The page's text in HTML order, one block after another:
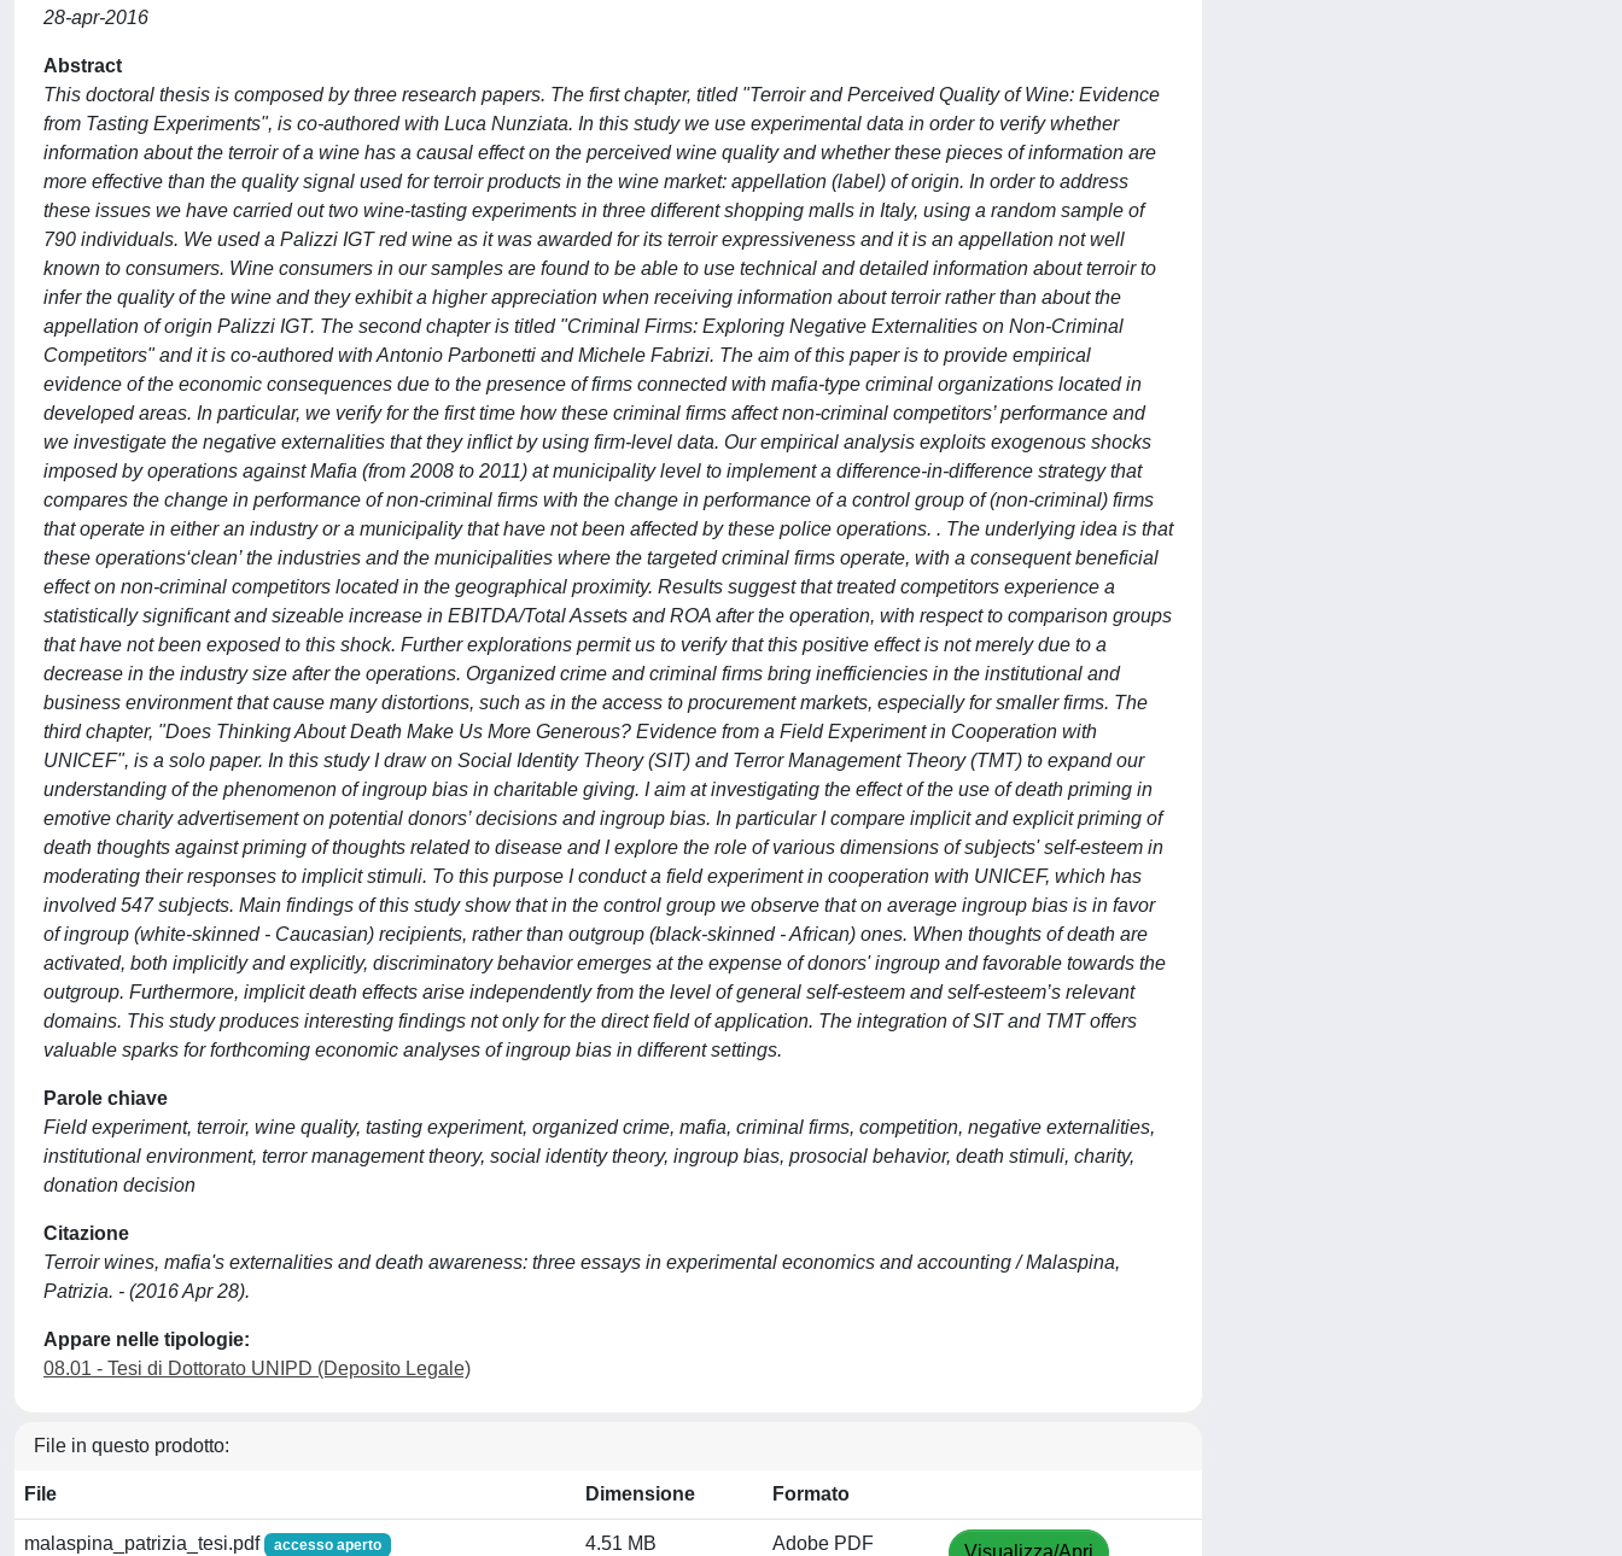
28-apr-2016
Abstract
This doctoral thesis is composed by three research papers. The first chapter, titled "Terroir and Perceived Quality of Wine: Evidence
from Tasting Experiments", is co-authored with Luca Nunziata. In this study we use experimental data in order to verify whether
information about the terroir of a wine has a causal effect on the perceived wine quality and whether these pieces of information are
more effective than the quality signal used for terroir products in the wine market: appellation (label) of origin. In order to address
these issues we have carried out two wine-tasting experiments in three different shopping malls in Italy, using a random sample of
790 individuals. We used a Palizzi IGT red wine as it was awarded for its terroir expressiveness and it is an appellation not well
known to consumers. Wine consumers in our samples are found to be able to use technical and detailed information about terroir to
infer the quality of the wine and they exhibit a higher appreciation when receiving information about terroir rather than about the
appellation of origin Palizzi IGT. The second chapter is titled "Criminal Firms: Exploring Negative Externalities on Non-Criminal
Competitors" and it is co-authored with Antonio Parbonetti and Michele Fabrizi. The aim of this paper is to provide empirical
evidence of the economic consequences due to the presence of firms connected with mafia-type criminal organizations located in
developed areas. In particular, we verify for the first time how these criminal firms affect non-criminal competitors’ performance and
we investigate the negative externalities that they inflict by using firm-level data. Our empirical analysis exploits exogenous shocks
imposed by operations against Mafia (from 2008 to 2011) at municipality level to implement a difference-in-difference strategy that
compares the change in performance of non-criminal firms with the change in performance of a control group of (non-criminal) firms
that operate in either an industry or a municipality that have not been affected by these police operations. . The underlying idea is that
these operations‘clean’ the industries and the municipalities where the targeted criminal firms operate, with a consequent beneficial
effect on non-criminal competitors located in the geographical proximity. Results suggest that treated competitors experience a
statistically significant and sizeable increase in EBITDA/Total Assets and ROA after the operation, with respect to comparison groups
that have not been exposed to this shock. Further explorations permit us to verify that this positive effect is not merely due to a
decrease in the industry size after the operations. Organized crime and criminal firms bring inefficiencies in the institutional and
business environment that cause many distortions, such as in the access to procurement markets, especially for smaller firms. The
third chapter, "Does Thinking About Death Make Us More Generous? Evidence from a Field Experiment in Cooperation with
UNICEF", is a solo paper. In this study I draw on Social Identity Theory (SIT) and Terror Management Theory (TMT) to expand our
understanding of the phenomenon of ingroup bias in charitable giving. I aim at investigating the effect of the use of death priming in
emotive charity advertisement on potential donors’ decisions and ingroup bias. In particular I compare implicit and explicit priming of
death thoughts against priming of thoughts related to disease and I explore the role of various dimensions of subjects' self-esteem in
moderating their responses to implicit stimuli. To this purpose I conduct a field experiment in cooperation with UNICEF, which has
involved 547 subjects. Main findings of this study show that in the control group we observe that on average ingroup bias is in favor
of ingroup (white-skinned - Caucasian) recipients, rather than outgroup (black-skinned - African) ones. When thoughts of death are
activated, both implicitly and explicitly, discriminatory behavior emerges at the expense of donors' ingroup and favorable towards the
outgroup. Furthermore, implicit death effects arise independently from the level of general self-esteem and self-esteem’s relevant
domains. This study produces interesting findings not only for the direct field of application. The integration of SIT and TMT offers
valuable sparks for forthcoming economic analyses of ingroup bias in different settings.
Parole chiave
Field experiment, terroir, wine quality, tasting experiment, organized crime, mafia, criminal firms, competition, negative externalities,
institutional environment, terror management theory, social identity theory, ingroup bias, prosocial behavior, death stimuli, charity,
donation decision
Citazione
Terroir wines, mafia's externalities and death awareness: three essays in experimental economics and accounting / Malaspina,
Patrizia. - (2016 Apr 28).
Appare nelle tipologie:
08.01 - Tesi di Dottorato UNIPD (Deposito Legale)
File in questo prodotto:
File Dimensione Formato
malaspina_patrizia_tesi.pdf accesso aperto 4.51 MB Adobe PDF Visualizza/Apri